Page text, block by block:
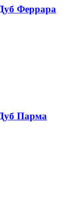
Феррара
Парма